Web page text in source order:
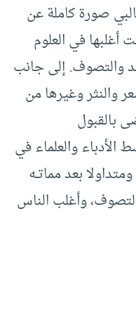
صورة كاملة عن
أغلبها في العلوم
والتصوف. إلى جانب
والنثر وغيرها من
بالقبول
الأدباء والعلماء في
بعد مماتــه
وأغلب الناس